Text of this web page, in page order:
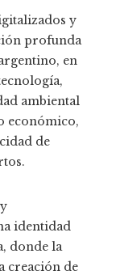
y
profunda
en
ambiental
económico,
de
identidad
donde la
creación de